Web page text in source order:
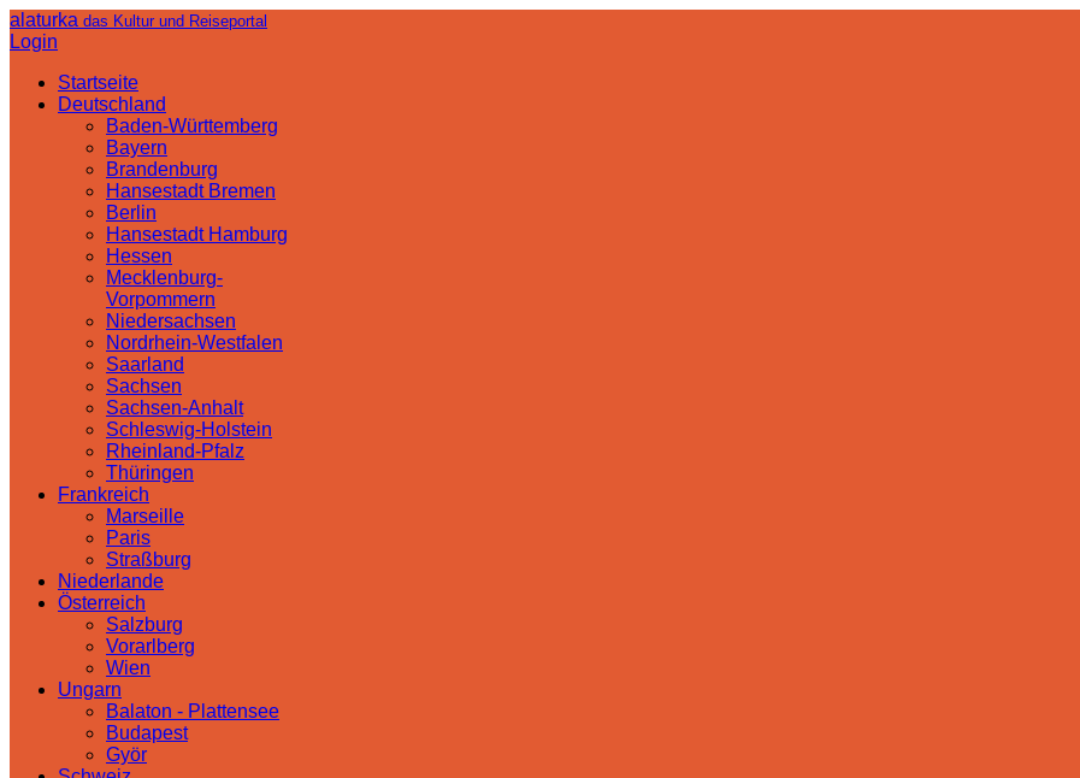
alaturka das Kultur und Reiseportal
Login
Startseite
Deutschland
Baden-Württemberg
Bayern
Brandenburg
Hansestadt Bremen
Berlin
Hansestadt Hamburg
Hessen
Mecklenburg-
Vorpommern
Niedersachsen
Nordrhein-Westfalen
Saarland
Sachsen
Sachsen-Anhalt
Schleswig-Holstein
Rheinland-Pfalz
Thüringen
Frankreich
Marseille
Paris
Straßburg
Niederlande
Österreich
Salzburg
Vorarlberg
Wien
Ungarn
Balaton - Plattensee
Budapest
Györ